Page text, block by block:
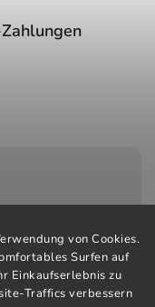
von Cookies.
Surfen auf
Einkaufserlebnis zu
Traffics verbessern
457